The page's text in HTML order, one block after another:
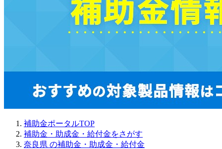
補助金ポータルTOP
補助金・助成金・給付金をさがす
奈良県 の補助金・助成金・給付金